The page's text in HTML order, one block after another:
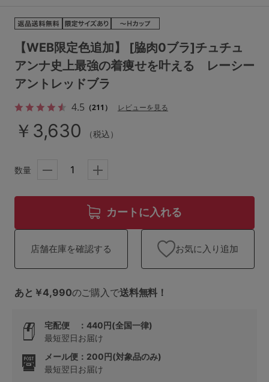
新着アイテム
ランキング
高評価レビューアイテム
検索を閉じる
【WEB限定色追加】 [脇肉0ブラ]チュチュ
アンナ史上最強の着痩せを叶える レーシー
アントレッドブラ
4.5 （211） レビューを見る
￥3,630 （税込）
数量
カートに入れる
店舗在庫を確認する お気に入り追加
あと￥4,990のご購入で送料無料！
宅配便 ：440円(全国一律)
最短翌日お届け
メール便：200円(対象品のみ)
最短翌日お届け